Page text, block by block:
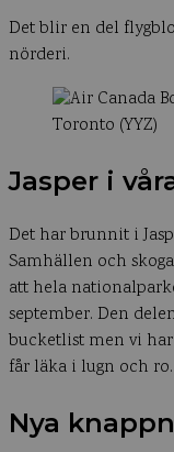
Det blir en del
nörderi.
Jasper i
Det har brunnit i
Samhällen och
att hela
september. Den
bucketlist men vi
får läka i lugn och ro.
Nya